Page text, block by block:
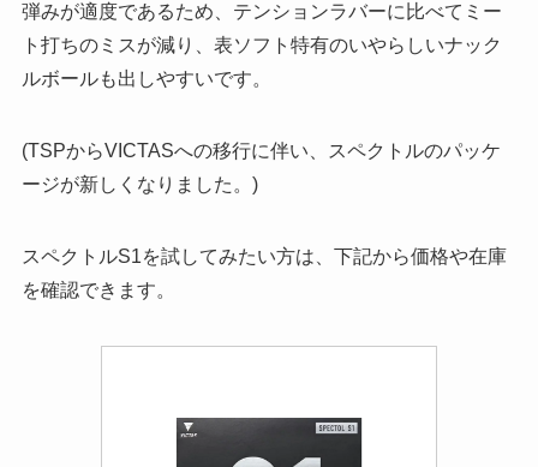
弾みが適度であるため、テンションラバーに比べてミー
ト打ちのミスが減り、表ソフト特有のいやらしいナック
ルボールも出しやすいです。
(TSPからVICTASへの移行に伴い、スペクトルのパッケ
ージが新しくなりました。)
スペクトルS1を試してみたい方は、下記から価格や在庫
を確認できます。